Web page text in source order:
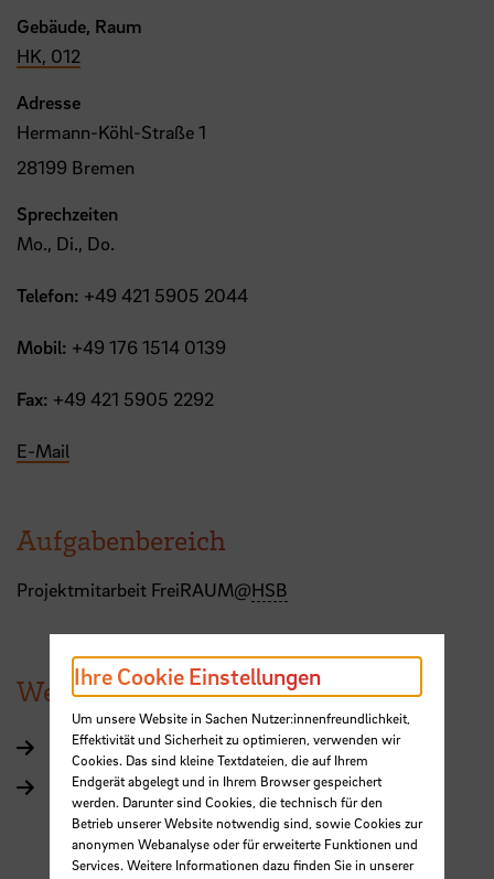
Gebäude, Raum
HK, 012
Adresse
Hermann-Köhl-Straße 1
28199 Bremen
Sprechzeiten
Mo., Di., Do.
Telefon: +49 421 5905 2044
Mobil: +49 176 1514 0139
Fax: +49 421 5905 2292
E-Mail
Aufgabenbereich
Projektmitarbeit FreiRAUM@HSB
Weitere Informationen
Referat Forschung und Transfer
Gründungsservice
Ihre Cookie Einstellungen
Um unsere Website in Sachen Nutzer:innenfreundlichkeit,
Effektivität und Sicherheit zu optimieren, verwenden wir
Cookies. Das sind kleine Textdateien, die auf Ihrem
Endgerät abgelegt und in Ihrem Browser gespeichert
werden. Darunter sind Cookies, die technisch für den
Betrieb unserer Website notwendig sind, sowie Cookies zur
anonymen Webanalyse oder für erweiterte Funktionen und
Services. Weitere Informationen dazu finden Sie in unserer